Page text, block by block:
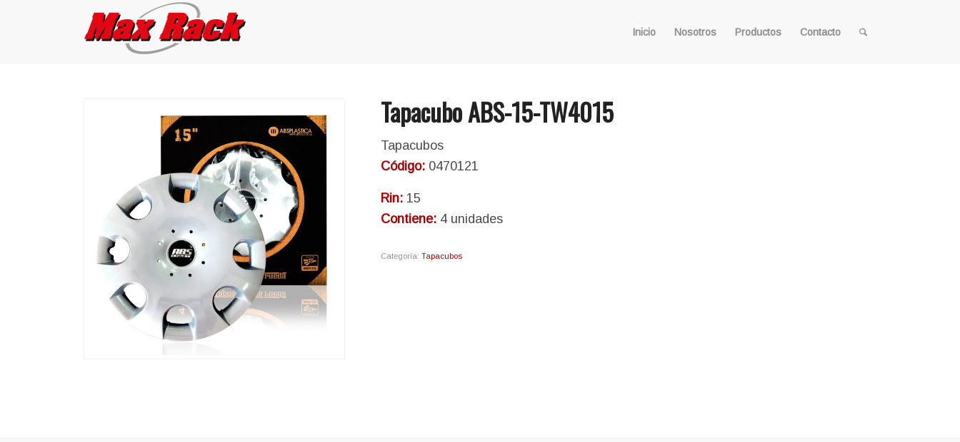
Inicio Nosotros Productos Contacto
Tapacubo ABS-15-TW4015
Tapacubos
Código: 0470121
Rin: 15
Contiene: 4 unidades
Categoría:Tapacubos